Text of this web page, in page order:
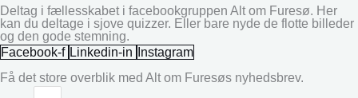
Deltag i fællesskabet i facebookgruppen Alt om Furesø. Her
kan du deltage i sjove quizzer. Eller bare nyde de flotte billeder
og den gode stemning.
Facebook-f Linkedin-in
Instagram
Få det store overblik med Alt om Furesøs nyhedsbrev.